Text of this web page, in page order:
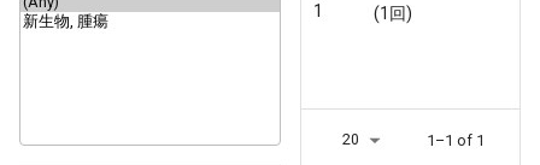
1
(1回)
20 1–1 of 1